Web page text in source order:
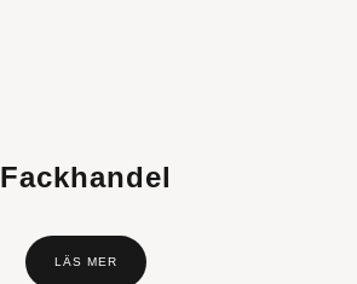
Fackhandel
LÄS MER